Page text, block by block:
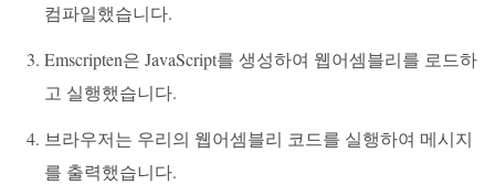
컴파일했습니다.
Emscripten은 JavaScript를 생성하여 웹어셈블리를 로드하
고 실행했습니다.
브라우저는 우리의 웹어셈블리 코드를 실행하여 메시지
를 출력했습니다.